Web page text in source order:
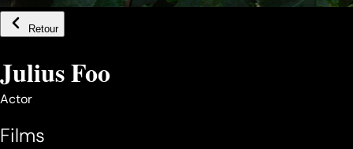
Retour
Julius Foo
Actor
Films